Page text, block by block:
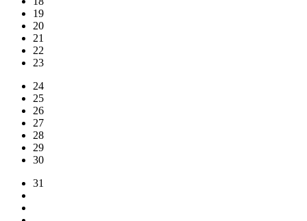
19
20
21
22
23
24
25
26
27
28
29
30
31